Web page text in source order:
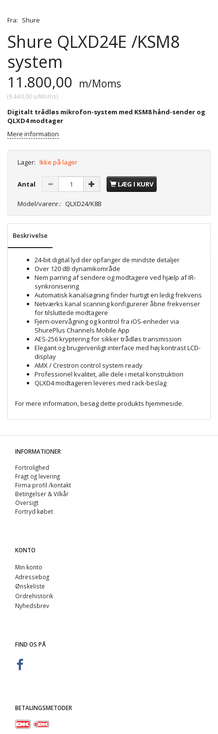
Fra: Shure
Shure QLXD24E /KSM8
system
11.800,00 m/Moms
(9.440,00 u/Moms)
Digitalt trådløs mikrofon-system med KSM8 hånd-sender og
QLXD4 modtager
Mere information
Lager: Ikke på lager
Antal LÆG I KURV
Model/varenr.: QLXD24/K8B
Beskrivelse
24-bit digital lyd der opfanger de mindste detaljer
Over 120 dB dynamikområde
Nem parring af sendere og modtagere ved hjælp af IR-
synkronisering
Automatisk kanalsøgning finder hurtigt en ledig frekvens
Netværks kanal scanning konfigurerer åbne frekvenser
for tilsluttede modtagere
Fjern-overvågning og kontrol fra iOS-enheder via
ShurePlus Channels Mobile App
AES-256 kryptering for sikker trådløs transmission
Elegant og brugervenligt interface med høj kontrast LCD-
display
AMX / Crestron control system ready
Professionel kvalitet, alle dele i metal konstruktion
QLXD4 modtageren leveres med rack-beslag
For mere information, besøg dette produkts hjemmeside.
INFORMATIONER
Fortrolighed
Fragt og levering
Firma profil /kontakt
Betingelser & Vilkår
Oversigt
Fortryd købet
KONTO
Min konto
Adressebog
Ønskeliste
Ordrehistorik
Nyhedsbrev
FIND OS PÅ
BETALINGSMETODER